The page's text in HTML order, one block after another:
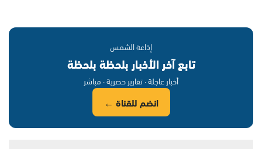
إذاعة الشمس
تابع آخر الأخبار بلحظة بلحظة
أخبار عاجلة · تقارير حصرية · مباشر
انضم للقناة ←